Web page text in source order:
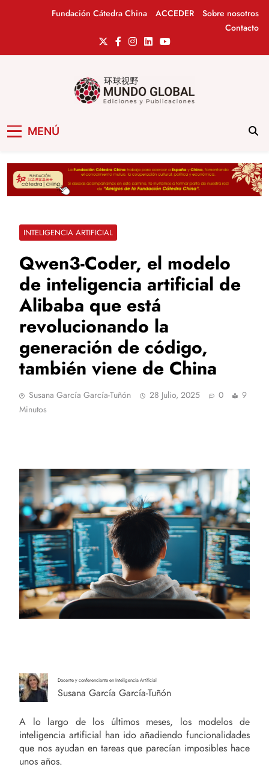
Fundación Cátedra China ACCEDER
Sobre nosotros
Contacto
MENÚ
INTELIGENCIA ARTIFICIAL
Qwen3-Coder, el modelo
de inteligencia artificial de
Alibaba que está
revolucionando la
generación de código,
también viene de China
Susana García García-Tuñón 28 Julio, 2025 0
9
Minutos
Docente y conferenciante en Inteligencia Artificial
Susana García García-Tuñón
A lo largo de los últimos meses, los modelos de
inteligencia artificial han ido añadiendo funcionalidades
que nos ayudan en tareas que parecían imposibles hace
unos años.